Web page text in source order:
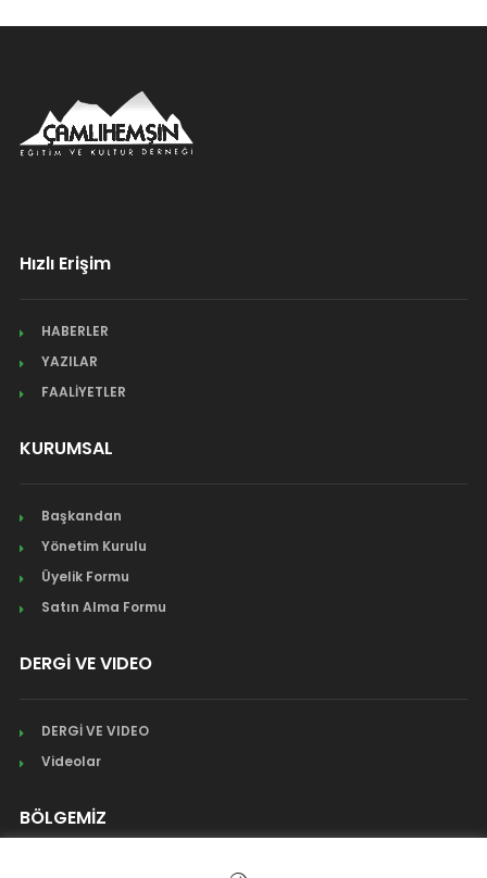
Hızlı Erişim
HABERLER
YAZILAR
FAALİYETLER
KURUMSAL
Başkandan
Yönetim Kurulu
Üyelik Formu
Satın Alma Formu
DERGİ VE VIDEO
DERGİ VE VIDEO
Videolar
BÖLGEMİZ